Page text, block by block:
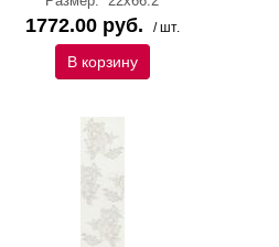
1772.00 руб. / шт.
В корзину